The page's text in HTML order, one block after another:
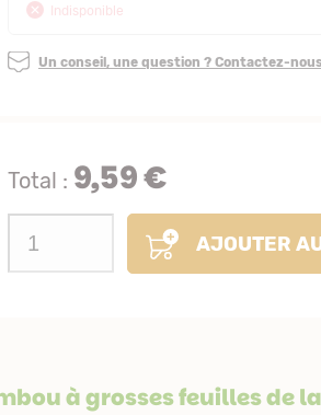
Indisponible
Un conseil, une question ? Contactez-nous
Total : 9,59 €
AJOUTER
à grosses feuilles de